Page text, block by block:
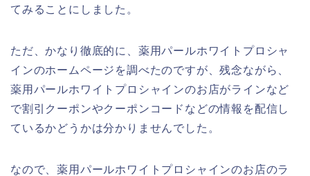
てみることにしました。
ただ、かなり徹底的に、薬用パールホワイトプロシャ
インのホームページを調べたのですが、残念ながら、
薬用パールホワイトプロシャインのお店がラインなど
で割引クーポンやクーポンコードなどの情報を配信し
ているかどうかは分かりませんでした。
なので、薬用パールホワイトプロシャインのお店のラ